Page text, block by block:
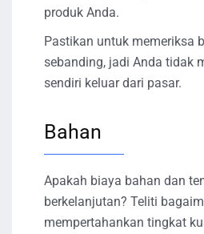
produk Anda.
Pastikan untuk memeriksa
sebanding, jadi Anda tidak
sendiri keluar dari pasar.
Bahan
Apakah biaya bahan dan
berkelanjutan? Teliti
mempertahankan tingkat